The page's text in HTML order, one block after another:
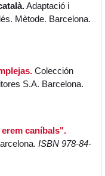
Adaptació i
Mètode. Barcelona.
Colección
S.A. Barcelona.
caníbals".
ISBN 978-84-